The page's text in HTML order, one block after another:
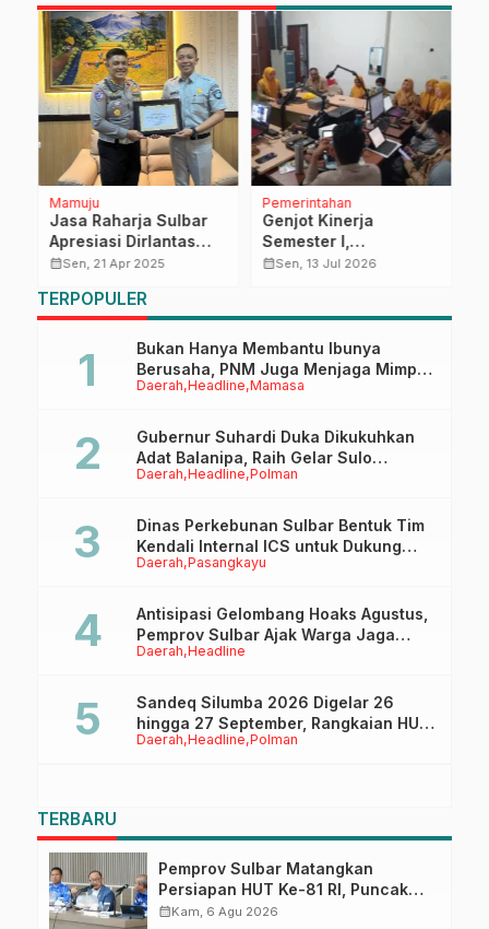
Mamuju
Jasa Raharja Sulbar
Apresiasi Dirlantas
atas Suksesnya
Lintas Lebaran 2025
calendar_monthSen, 21 Apr 2025
Pemerintahan
Genjot Kinerja
Semester I,
DiskominfoSS Sulbar
calendar_monthSen, 13 Jul 2026
TERPOPULER
Daerah Headline Mamasa
Bukan Hanya Membantu Ibunya
Berusaha, PNM Juga Menjaga Mimpi
Anaknya Untuk Menggapai Cita-Cita
Daerah Headline Polman
Gubernur Suhardi Duka Dikukuhkan
Adat Balanipa, Raih Gelar Sulo
Tappidena
Daerah Pasangkayu
Dinas Perkebunan Sulbar Bentuk Tim
Kendali Internal ICS untuk Dukung
Sertifikasi ISPO Pekebun di
Daerah Headline
Antisipasi Gelombang Hoaks Agustus,
Pemprov Sulbar Ajak Warga Jaga
Ruang Digital
Daerah Headline Polman
Sandeq Silumba 2026 Digelar 26
hingga 27 September, Rangkaian HUT
Sulbar
TERBARU
Pemprov Sulbar Matangkan
Persiapan HUT Ke-81 RI, Puncak
Upacara di Lapangan Ahmad
calendar_monthKam, 6 Agu 2026